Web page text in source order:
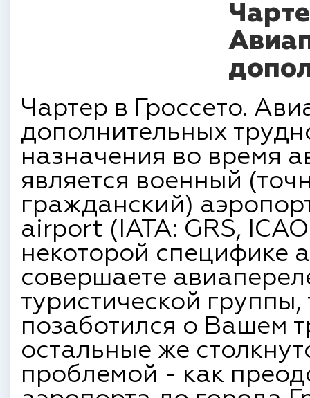
Чартер в Гроссето.
дополнительных
назначения во время
является военный
гражданский)
airport (IATA: GRS,
некоторой специфике
совершаете
туристической
позаботился о Вашем
остальные же
проблемой - как